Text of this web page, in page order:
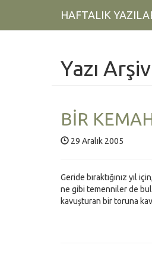
HAFTALIK
Yazı
BİR
29 Aralık 2005
Geride bıraktığınız yıl
ne gibi temenniler de
kavuşturan bir toruna